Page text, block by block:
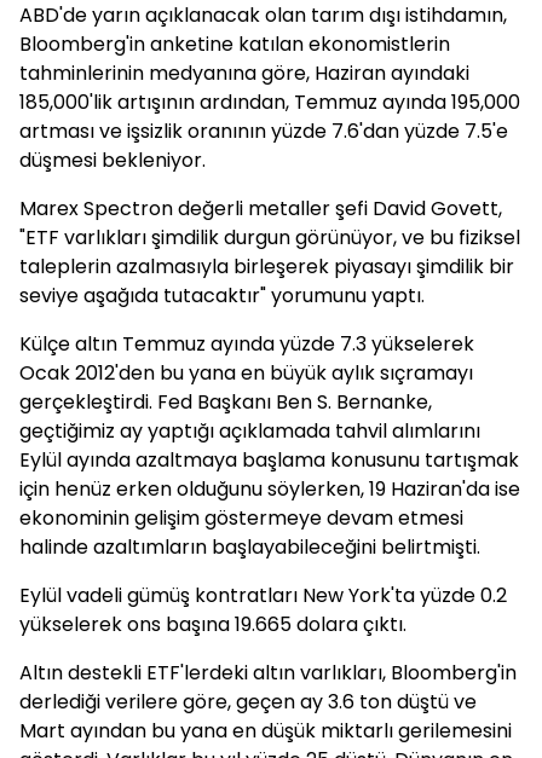
ABD'de yarın açıklanacak olan tarım dışı istihdamın,
Bloomberg'in anketine katılan ekonomistlerin
tahminlerinin medyanına göre, Haziran ayındaki
185,000'lik artışının ardından, Temmuz ayında 195,000
artması ve işsizlik oranının yüzde 7.6'dan yüzde 7.5'e
düşmesi bekleniyor.
Marex Spectron değerli metaller şefi David Govett,
"ETF varlıkları şimdilik durgun görünüyor, ve bu fiziksel
taleplerin azalmasıyla birleşerek piyasayı şimdilik bir
seviye aşağıda tutacaktır" yorumunu yaptı.
Külçe altın Temmuz ayında yüzde 7.3 yükselerek
Ocak 2012'den bu yana en büyük aylık sıçramayı
gerçekleştirdi. Fed Başkanı Ben S. Bernanke,
geçtiğimiz ay yaptığı açıklamada tahvil alımlarını
Eylül ayında azaltmaya başlama konusunu tartışmak
için henüz erken olduğunu söylerken, 19 Haziran'da ise
ekonominin gelişim göstermeye devam etmesi
halinde azaltımların başlayabileceğini belirtmişti.
Eylül vadeli gümüş kontratları New York'ta yüzde 0.2
yükselerek ons başına 19.665 dolara çıktı.
Altın destekli ETF'lerdeki altın varlıkları, Bloomberg'in
derlediği verilere göre, geçen ay 3.6 ton düştü ve
Mart ayından bu yana en düşük miktarlı gerilemesini